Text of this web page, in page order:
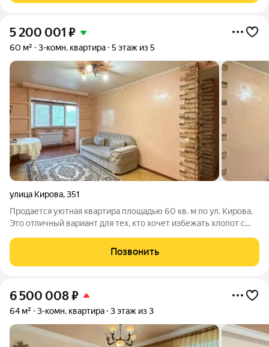
5 200 001 ₽
60 м² 3-комн. квартира 5 этаж из 5
улица Кирова,351
Продается уютная квартира площадью 60 кв. м по ул. Кирова.
Это отличный вариант для тех, кто хочет избежать хлопот с
капитальный ремонт: обновлен фасад, заменены кровля и
инженерные сети. Это
Позвонить
6 500 008₽
64 м² 3-комн. квартира 3 этаж из 3